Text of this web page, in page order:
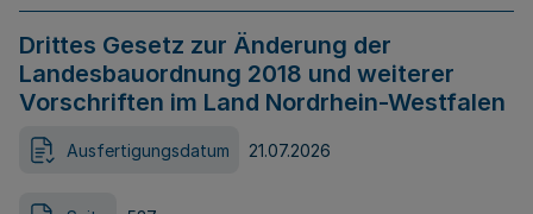
Drittes Gesetz zur Änderung der
Landesbauordnung 2018 und weiterer
Vorschriften im Land Nordrhein-Westfalen
Ausfertigungsdatum 21.07.2026